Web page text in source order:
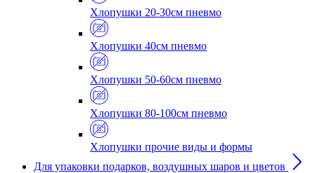
Хлопушки 20-30см пневмо
Хлопушки 40см пневмо
Хлопушки 50-60см пневмо
Хлопушки 80-100см пневмо
Хлопушки прочие виды и формы
Для упаковки подарков, воздушных шаров и цветов